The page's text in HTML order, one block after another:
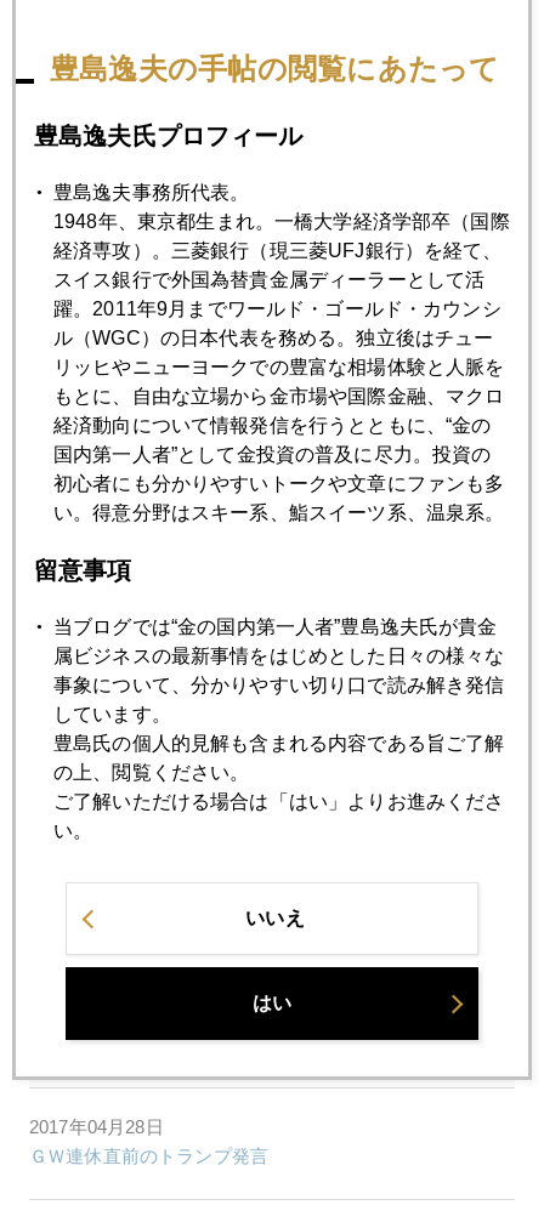
そして、卓球１７歳の平野選手、やったね。
世界ランク１位、２位、５位の中国人強豪を準準決勝、準決
勝、決勝と撃破した。中国の完全アウェーの状況で。体幹が
ぶれない強さ。特に、リオ五輪金メダルで世界ランク１位の
丁寧を３－２で破ったゲームは、観衆の丁寧応援が凄かっ
た。中国は相手の実力を認めた時は、自国の選手を叱咤激励
するような論調になる。平野選手本人は「私の誕生日だった
ので、誕生日に相手が丁寧かよ～と思いましたが、凄くない
ですか、これって。」とか、なんとも１７歳の女子風であっ
けらかんとしていた（笑）。
日本を背負う代表選手みたいな悲壮感が無いのがこれまたい
2017年04月28日
ＧＷ連休直前のトランプ発言
豊島逸夫の手帖の閲覧にあたって
豊島逸夫氏プロフィール
豊島逸夫事務所代表。
1948年、東京都生まれ。一橋大学経済学部卒（国際
経済専攻）。三菱銀行（現三菱UFJ銀行）を経て、
スイス銀行で外国為替貴金属ディーラーとして活
躍。2011年9月までワールド・ゴールド・カウンシ
ル（WGC）の日本代表を務める。独立後はチュー
リッヒやニューヨークでの豊富な相場体験と人脈を
もとに、自由な立場から金市場や国際金融、マクロ
経済動向について情報発信を行うとともに、“金の
国内第一人者”として金投資の普及に尽力。投資の
初心者にも分かりやすいトークや文章にファンも多
い。得意分野はスキー系、鮨スイーツ系、温泉系。
留意事項
当ブログでは“金の国内第一人者”豊島逸夫氏が貴金
属ビジネスの最新事情をはじめとした日々の様々な
事象について、分かりやすい切り口で読み解き発信
しています。
豊島氏の個人的見解も含まれる内容である旨ご了解
の上、閲覧ください。
ご了解いただける場合は「はい」よりお進みくださ
い。
いいえ
はい